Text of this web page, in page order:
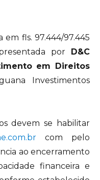
fls. 97.444/97.445
por D&C
em Direitos
Investimentos
devem se habilitar
com pelo
ao encerramento
financeira e